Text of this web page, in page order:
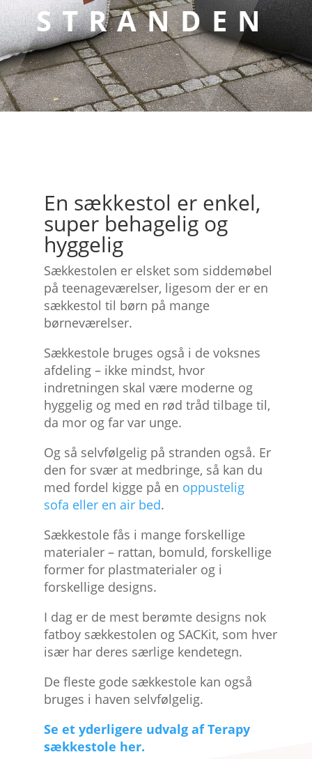
STRANDEN
En sækkestol er enkel,
super behagelig og
hyggelig
Sækkestolen er elsket som siddemøbel
på teenageværelser, ligesom der er en
sækkestol til børn på mange
børneværelser.
Sækkestole bruges også i de voksnes
afdeling – ikke mindst, hvor
indretningen skal være moderne og
hyggelig og med en rød tråd tilbage til,
da mor og far var unge.
Og så selvfølgelig på stranden også. Er
den for svær at medbringe, så kan du
med fordel kigge på en oppustelig
sofa eller en air bed.
Sækkestole fås i mange forskellige
materialer – rattan, bomuld, forskellige
former for plastmaterialer og i
forskellige designs.
I dag er de mest berømte designs nok
fatboy sækkestolen og SACKit, som hver
især har deres særlige kendetegn.
De fleste gode sækkestole kan også
bruges i haven selvfølgelig.
Se et yderligere udvalg af Terapy
sækkestole her.